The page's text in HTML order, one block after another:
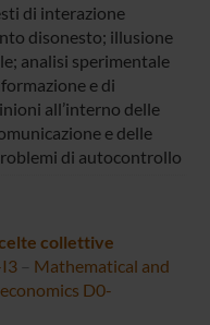
di interazione
disonesto; illusione
analisi sperimentale
e di
all’interno delle
e delle
di autocontrollo
collettive
– Mathematical and
D0-